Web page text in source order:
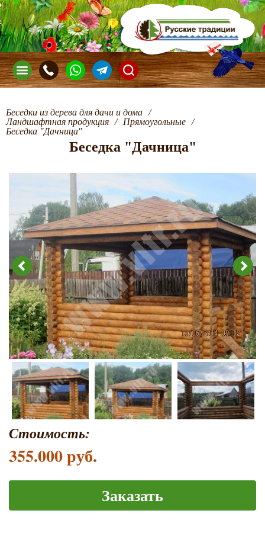
Беседки из дерева для дачи и дома /
Ландшафтная продукция / Прямоугольные /
Беседка "Дачница"
Беседка "Дачница"
Стоимость:
355.000 руб.
Заказать